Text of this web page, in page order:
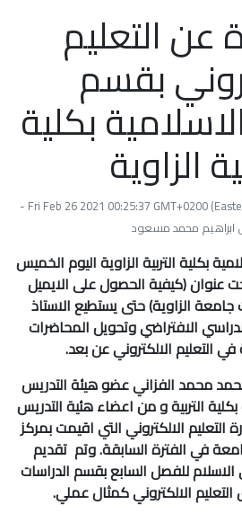
التعليم
بقسم
بكلية
الزاوية
Fri Feb 26 2021 00:25:37 GMT+0200 (Eastern European Standard Time) -
محمد مسعود
بكلية التربية الزاوية اليوم الخميس
تحت عنوان (كيفية الحصول على الايميل
الزاوية) حتى يستطيع الاستاذ
الافتراضي وتحويل المحاضرات
التعليم الالكتروني عن بعد.
محمد الفزاني عضو هيئة التدريس
التربية و من اعضاء هئية التدريس
التعليم الالكتروني التي اقيمت بمركز
في الفترة السابقة. وتم تقديم
للفصل السابع بقسم الدراسات
الالكتروني كمثال عملي.